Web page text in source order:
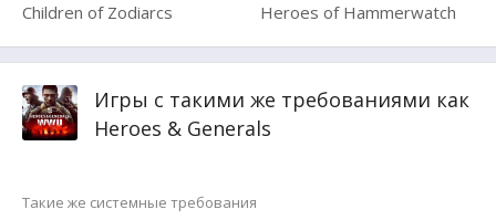
Children of Zodiarcs Heroes of Hammerwatch
Игры с такими же требованиями как
Heroes & Generals
Такие же системные требования